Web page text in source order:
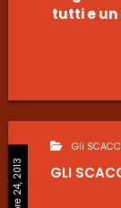
tutti e un
Gli
GLI